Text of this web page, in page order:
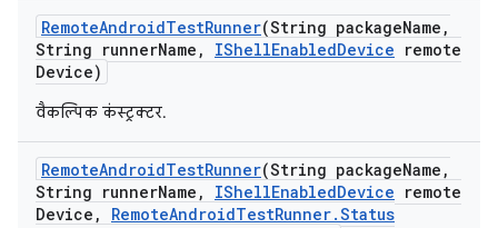
RemoteAndroidTestRunner(String packageName ,
String runnerName , IShellEnabledDevice remote
Device)
वैकल्पिक कंस्ट्रक्टर.
RemoteAndroidTestRunner(String packageName ,
String runnerName , IShellEnabledDevice remote
Device , RemoteAndroidTestRunner.Status